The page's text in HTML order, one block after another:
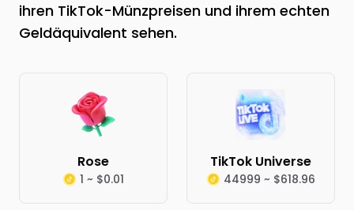
ihren TikTok-Münzpreisen und ihrem echten
Geldäquivalent sehen.
Rose
1 ~ $0.01
TikTok Universe
44999 ~ $618.96